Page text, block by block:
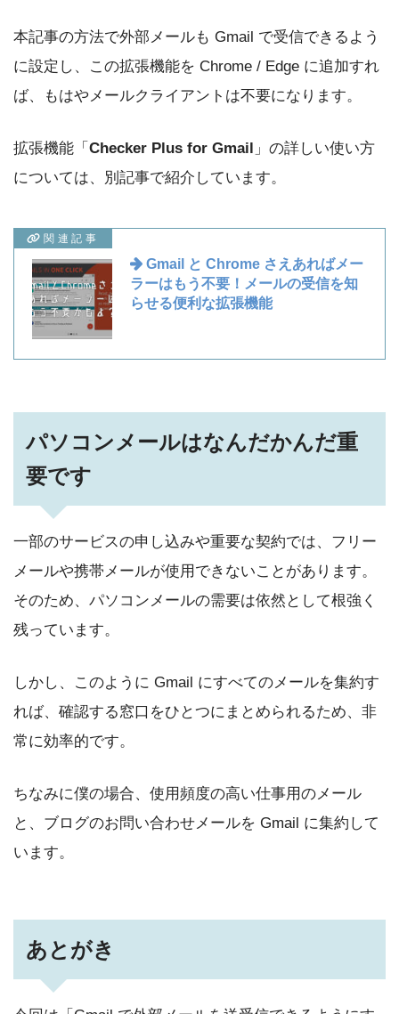
本記事の方法で外部メールも Gmail で受信できるよう
に設定し、この拡張機能を Chrome / Edge に追加すれ
ば、もはやメールクライアントは不要になります。
拡張機能「 Checker Plus for Gmail 」の詳しい使い方
については、別記事で紹介しています。
関連記事
Gmail と Chrome さえあればメー
ラーはもう不要！メールの受信を知
らせる便利な拡張機能
パソコンメールはなんだかんだ重
要です
一部のサービスの申し込みや重要な契約では、フリー
メールや携帯メールが使用できないことがあります。
そのため、パソコンメールの需要は依然として根強く
残っています。
しかし、このように Gmail にすべてのメールを集約す
れば、確認する窓口をひとつにまとめられるため、非
常に効率的です。
ちなみに僕の場合、使用頻度の高い仕事用のメール
と、ブログのお問い合わせメールを Gmail に集約して
います。
あとがき